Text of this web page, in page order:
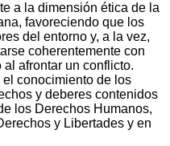
a la dimensión ética de la
favoreciendo que los
del entorno y, a la vez,
coherentemente con
afrontar un conflicto.
conocimiento de los
y deberes contenidos
los Derechos Humanos,
y Libertades y en